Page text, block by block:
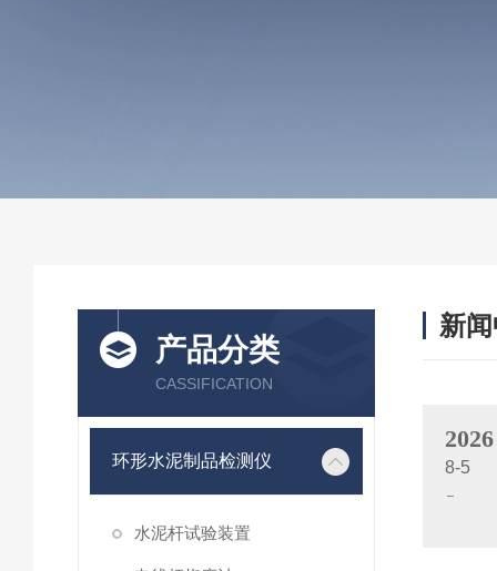
产品分类
CASSIFICATION
环形水泥制品检测仪
水泥杆试验装置
新
2026
8-5